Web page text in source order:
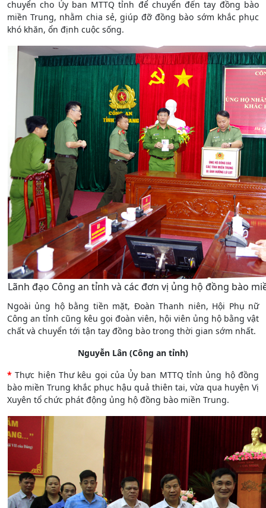
chuyển cho Ủy ban MTTQ tỉnh để chuyển đến tay đồng bào
miền Trung, nhằm chia sẻ, giúp đỡ đồng bào sớm khắc phục
khó khăn, ổn định cuộc sống.
Lãnh đạo Công an tỉnh và các đơn vị ủng hộ đồng bào
Ngoài ủng hộ bằng tiền mặt, Đoàn Thanh niên, Hội Phụ nữ
Công an tỉnh cũng kêu gọi đoàn viên, hội viên ủng hộ bằng vật
chất và chuyển tới tận tay đồng bào trong thời gian sớm nhất.
Nguyễn Lân (Công an tỉnh)
*Thực hiện Thư kêu gọi của Ủy ban MTTQ tỉnh ủng hộ đồng
bào miền Trung khắc phục hậu quả thiên tai, vừa qua huyện Vị
Xuyên tổ chức phát động ủng hộ đồng bào miền Trung.